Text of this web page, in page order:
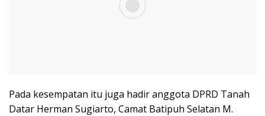
Pada kesempatan itu juga hadir anggota DPRD Tanah
Datar Herman Sugiarto, Camat Batipuh Selatan M.